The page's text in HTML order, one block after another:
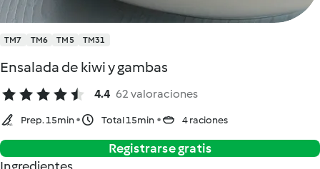
TM7 TM6 TM5 TM31
Ensalada de kiwi y gambas
4.4 62 valoraciones
Prep. 15min Total 15min 4 raciones
Registrarse gratis